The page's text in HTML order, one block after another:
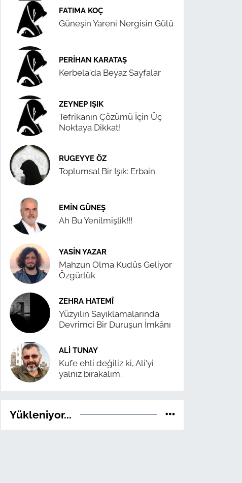
FATIMA KOÇ
Güneşin Yareni Nergisin Gülü
PERIHAN KARATAŞ
Kerbela'da Beyaz Sayfalar
ZEYNEP IŞIK
Tefrikanın Çözümü İçin Üç
Noktaya Dikkat!
RUGEYYE ÖZ
Toplumsal Bir Işık: Erbain
EMIN GÜNEŞ
Ah Bu Yenilmişlik!!!
YASIN YAZAR
Mahzun Olma Kudüs Geliyor
Özgürlük
ZEHRA HATEMÎ
Yüzyılın Sayıklamalarında
Devrimci Bir Duruşun İmkânı
ALI TUNAY
Kufe ehli değiliz ki, Ali'yi
yalnız bırakalım.
Yükleniyor...